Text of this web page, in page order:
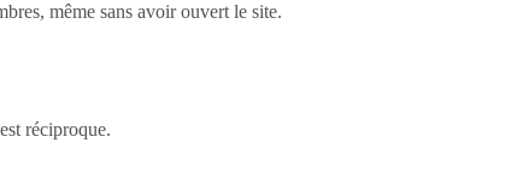
même sans avoir ouvert le site.
réciproque.